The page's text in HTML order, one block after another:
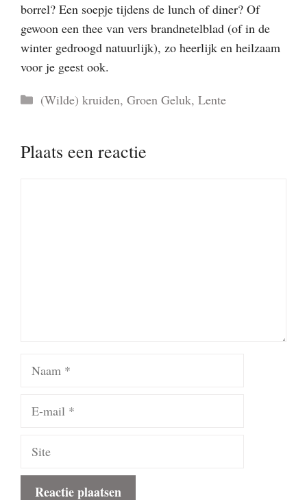
borrel? Een soepje tijdens de lunch of diner? Of
gewoon een thee van vers brandnetelblad (of in de
winter gedroogd natuurlijk), zo heerlijk en heilzaam
voor je geest ook.
Categorieën
(Wilde) kruiden, Groen Geluk, Lente
Plaats een reactie
Naam
Site